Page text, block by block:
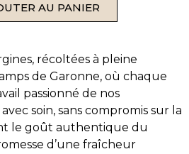
AU PANIER
récoltées à pleine
de Garonne, où chaque
passionné de nos
soin, sans compromis sur la
le goût authentique du
d’une fraîcheur